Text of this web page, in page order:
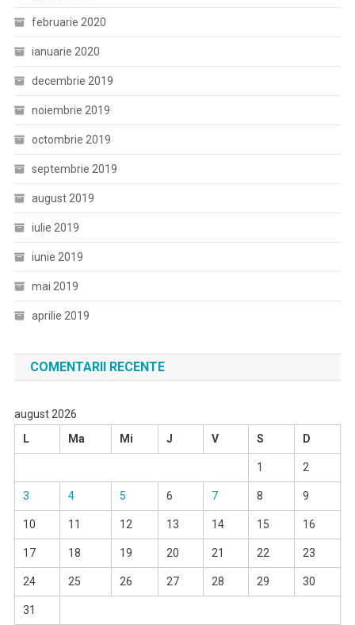
februarie 2020
ianuarie 2020
decembrie 2019
noiembrie 2019
octombrie 2019
septembrie 2019
august 2019
iulie 2019
iunie 2019
mai 2019
aprilie 2019
COMENTARII RECENTE
august 2026
L
Ma Mi J V S D
1 2
3 4 5 6 7 8 9
10 11 12 13 14 15 16
17 18 19 20 21 22 23
24 25 26 27 28 29 30
31